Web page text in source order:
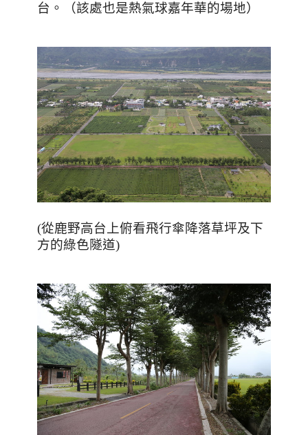
台。（該處也是熱氣球嘉年華的場地）
(從鹿野高台上俯看飛行傘降落草坪及下
方的綠色隧道)